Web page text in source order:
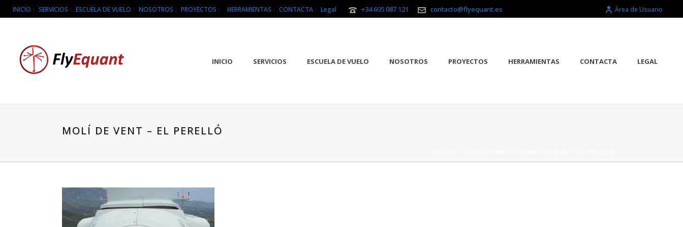
INICIO SERVICIOS ESCUELA DE VUELO NOSOTROS PROYECTOS HERRAMIENTAS CONTACTA Legal +34 605 087 121 contacto@flyequant.es Área de Usuario
INICIO SERVICIOS ESCUELA DE VUELO NOSOTROS PROYECTOS HERRAMIENTAS CONTACTA LEGAL
MOLÍ DE VENT – EL PERELLÓ